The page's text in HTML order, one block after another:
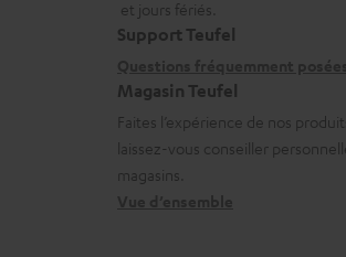
l
e
s
p
p
o
r
t
.
s
e
a
t
o
n
s
i
s
c
o
et jours fériés.
Support Teufel
Magasin Teufel
Faites l’expérience de nos
laissez-vous conseiller
magasins.